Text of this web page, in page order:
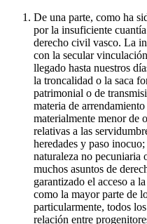
De una parte, como ha
por la insuficiente
derecho civil vasco. La
con la secular
llegado hasta nuestros
la troncalidad o la saca
patrimonial o de
materia de
materialmente menor de
relativas a las
heredades y paso
naturaleza no pecuniaria
muchos asuntos de
garantizado el acceso a
como la mayor parte de
particularmente, todos
relación entre